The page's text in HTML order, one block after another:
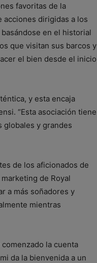
favoritas de la
acciones dirigidas a los
en el historial
que visitan sus barcos y
el bien desde el inicio
y esta encaja
“Esta asociación tiene
globales y grandes
de los aficionados de
de Royal
a más soñadores y
mientras
la cuenta
da la bienvenida a un